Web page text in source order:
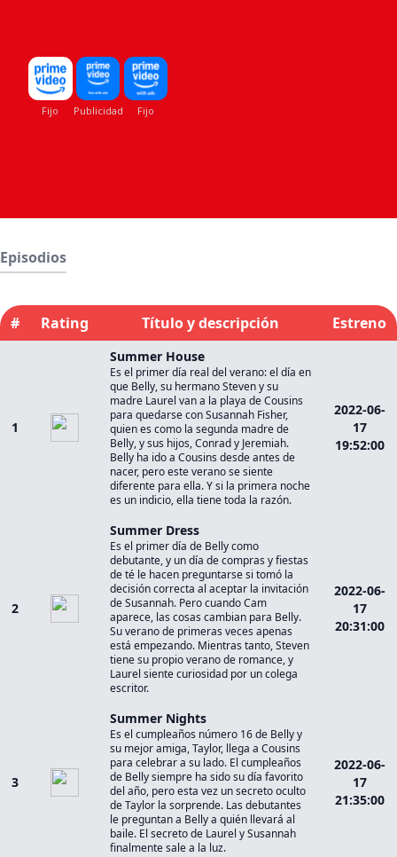
Episodios
# Rating Título y descripción Estreno
1
Summer House
Es el primer día real del verano: el día en
que Belly, su hermano Steven y su
madre Laurel van a la playa de Cousins ​​
para quedarse con Susannah Fisher,
quien es como la segunda madre de
Belly, y sus hijos, Conrad y Jeremiah.
Belly ha ido a Cousins desde antes de
nacer, pero este verano se siente
diferente para ella. Y si la primera noche
es un indicio, ella tiene toda la razón.
2022-06-
17
19:52:00
2
Summer Dress
Es el primer día de Belly como
debutante, y un día de compras y fiestas
de té le hacen preguntarse si tomó la
decisión correcta al aceptar la invitación
de Susannah. Pero cuando Cam
aparece, las cosas cambian para Belly.
Su verano de primeras veces apenas
está empezando. Mientras tanto, Steven
tiene su propio verano de romance, y
Laurel siente curiosidad por un colega
escritor.
2022-06-
17
20:31:00
3
Summer Nights
Es el cumpleaños número 16 de Belly y
su mejor amiga, Taylor, llega a Cousins ​​​​
para celebrar a su lado. El cumpleaños
de Belly siempre ha sido su día favorito
del año, pero esta vez un secreto oculto
de Taylor la sorprende. Las debutantes
le preguntan a Belly a quién llevará al
baile. El secreto de Laurel y Susannah
finalmente sale a la luz.
2022-06-
17
21:35:00